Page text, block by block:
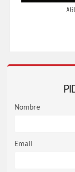
Nombre
Email